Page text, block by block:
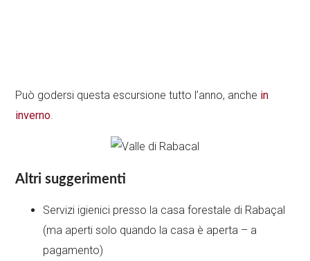
Può godersi questa escursione tutto l’anno, anche in
inverno.
Altri suggerimenti
Servizi igienici presso la casa forestale di Rabaçal
(ma aperti solo quando la casa è aperta – a
pagamento)